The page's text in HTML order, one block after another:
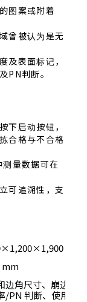
图案或附着
曾被认为是无
及表面标记，
PN判断。
下启动按钮，
合格与不合格
量数据可在
可追溯性，支
mm
mm
边角尺寸、崩边/缺
/PN 判断、使用寿